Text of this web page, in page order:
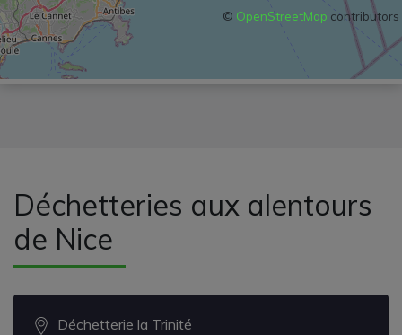
© OpenStreetMap contributors
Déchetteries aux alentours
de Nice
Déchetterie la Trinité